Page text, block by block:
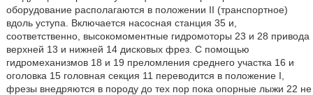
оборудование располагаются в положении II (транспортное)
вдоль уступа. Включается насосная станция 35 и,
соответственно, высокомоментные гидромоторы 23 и 28 привода
верхней 13 и нижней 14 дисковых фрез. С помощью
гидромеханизмов 18 и 19 преломления среднего участка 16 и
оголовка 15 головная секция 11 переводится в положение I,
фрезы внедряются в породу до тех пор пока опорные лыжи 22 не